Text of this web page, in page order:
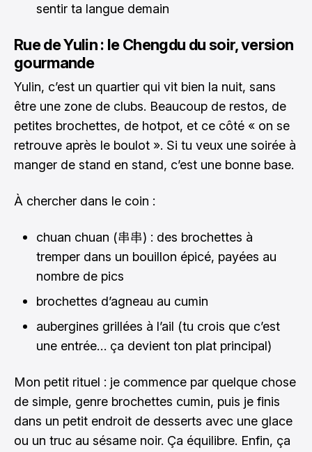
sentir ta langue demain
Rue de Yulin : le Chengdu du soir, version
gourmande
Yulin, c’est un quartier qui vit bien la nuit, sans
être une zone de clubs. Beaucoup de restos, de
petites brochettes, de hotpot, et ce côté « on se
retrouve après le boulot ». Si tu veux une soirée à
manger de stand en stand, c’est une bonne base.
À chercher dans le coin :
chuan chuan (串串) : des brochettes à
tremper dans un bouillon épicé, payées au
nombre de pics
brochettes d’agneau au cumin
aubergines grillées à l’ail (tu crois que c’est
une entrée… ça devient ton plat principal)
Mon petit rituel : je commence par quelque chose
de simple, genre brochettes cumin, puis je finis
dans un petit endroit de desserts avec une glace
ou un truc au sésame noir. Ça équilibre. Enfin, ça